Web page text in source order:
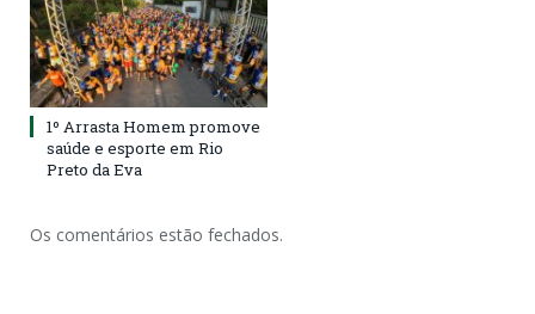
1º Arrasta Homem promove
saúde e esporte em Rio
Preto da Eva
Os comentários estão fechados.